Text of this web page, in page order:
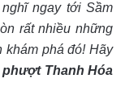
ngay tới Sầm
rất nhiều những
khám phá đó! Hãy
phượt Thanh Hóa